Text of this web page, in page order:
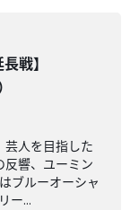
戦】
芸人を目指した
反響、ユーミン
ブルーオーシャ
ー...